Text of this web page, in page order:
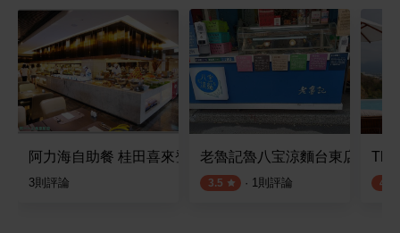
阿力海自助餐 桂田喜來登
3則評論
老魯記魯八宝涼麵台東店
3.5 · 1則評論
The
4.0